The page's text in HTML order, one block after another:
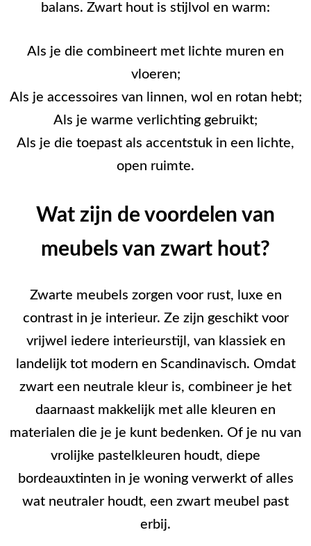
balans. Zwart hout is stijlvol en warm:
Als je die combineert met lichte muren en
vloeren;
Als je accessoires van linnen, wol en rotan hebt;
Als je warme verlichting gebruikt;
Als je die toepast als accentstuk in een lichte,
open ruimte.
Wat zijn de voordelen van
meubels van zwart hout?
Zwarte meubels zorgen voor rust, luxe en
contrast in je interieur. Ze zijn geschikt voor
vrijwel iedere interieurstijl, van klassiek en
landelijk tot modern en Scandinavisch. Omdat
zwart een neutrale kleur is, combineer je het
daarnaast makkelijk met alle kleuren en
materialen die je je kunt bedenken. Of je nu van
vrolijke pastelkleuren houdt, diepe
bordeauxtinten in je woning verwerkt of alles
wat neutraler houdt, een zwart meubel past
erbij.